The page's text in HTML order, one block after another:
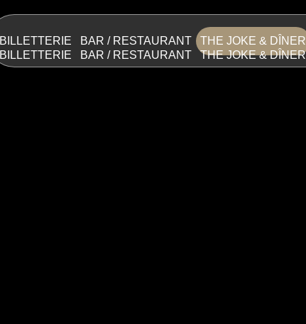
BILLETTERIE BAR / RESTAURANT THE JOKE & DÎNER